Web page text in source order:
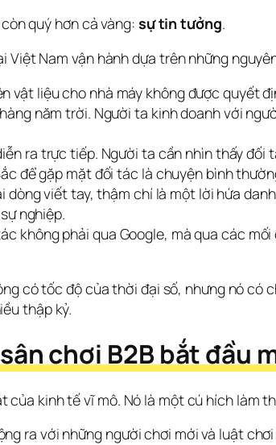
quý hơn cả vàng: sự tin tưởng.
Nam vận hành dựa trên những
vật liệu cho nhà máy không được quyết
năm trời. Người ta kinh doanh với
ra trực tiếp. Người ta cần nhìn thấy
để gặp mặt đối tác là chuyện bình
dòng viết tay, thậm chí là một lời hứa
nghiệp.
không phải qua Google, mà qua các
có tốc độ của thời đại số, nhưng nó
thập kỷ.
chơi B2B bắt đầu
kinh tế vĩ mô. Nó là một cú hích làm
ra với những người chơi mới và luật